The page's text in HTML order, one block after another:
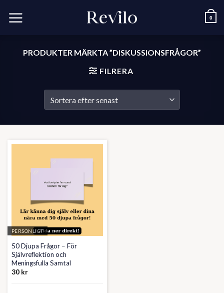
0
PRODUKTER MÄRKTA ”DISKUSSIONSFRÅGOR”
FILRERA
PERSONLIGT
50 Djupa Frågor – För
Självreflektion och
Meningsfulla Samtal
30 kr